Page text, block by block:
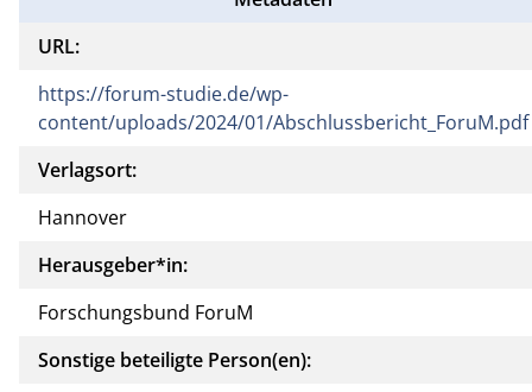
URL:
https://forum-studie.de/wp-
content/uploads/2024/01/Abschlussbericht_ForuM.pdf
Verlagsort:
Hannover
Herausgeber*in:
Forschungsbund ForuM
Sonstige beteiligte Person(en):